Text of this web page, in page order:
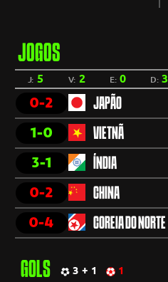
JOGOS
J: 5 V: 2 E:0 D:3
0-2 JAPÃO
1-0 VIETNÃ
3-1 ÍNDIA
0-2 CHINA
0-4 COREIA DO NORTE
GOLS 3 + 1 1